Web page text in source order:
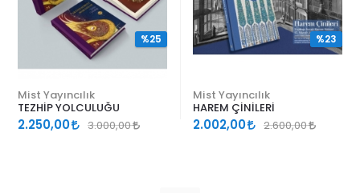
Mist Yayıncılık
TEZHİP YOLCULUĞU
2.250,00 3.000,00
%25
Mist Yayıncılık
HAREM ÇİNİLERİ
2.002,00 2.600,00
%23